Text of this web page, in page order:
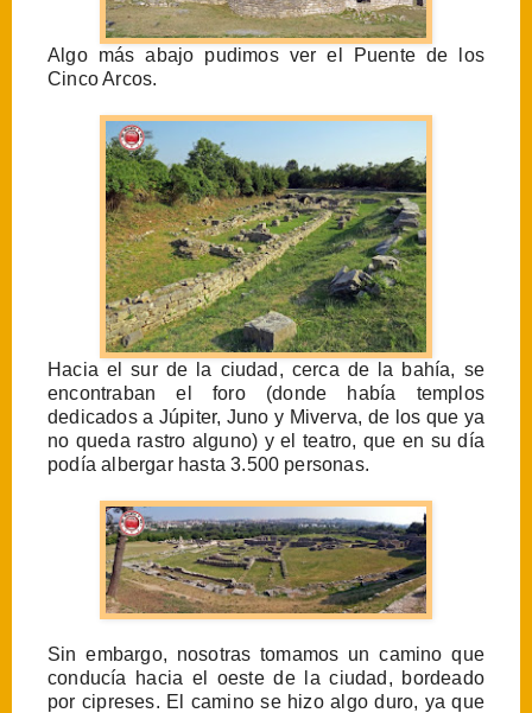
Algo más abajo pudimos ver el Puente de los
Cinco Arcos.
Hacia el sur de la ciudad, cerca de la bahía, se
encontraban el foro (donde había templos
dedicados a Júpiter, Juno y Miverva, de los que ya
no queda rastro alguno) y el teatro, que en su día
podía albergar hasta 3.500 personas.
Sin embargo, nosotras tomamos un camino que
conducía hacia el oeste de la ciudad, bordeado
por cipreses. El camino se hizo algo duro, ya que